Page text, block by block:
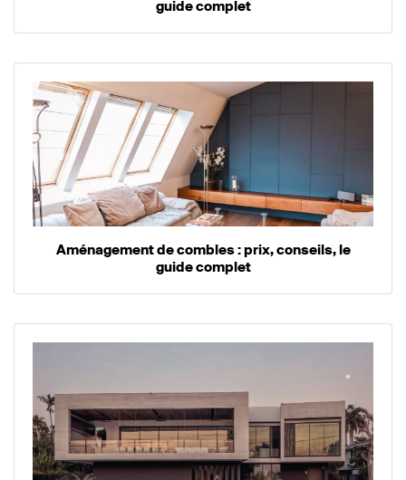
guide complet
Aménagement de combles : prix, conseils, le
guide complet